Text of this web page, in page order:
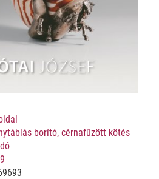
borító, cérnafűzött kötés